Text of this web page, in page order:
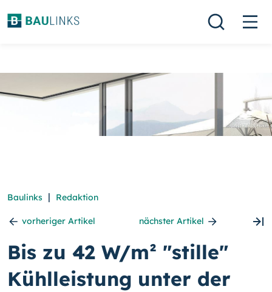
Baulinks | Redaktion
vorheriger Artikel nächster Artikel
Bis zu 42 W/m² "stille"
Kühlleistung unter der